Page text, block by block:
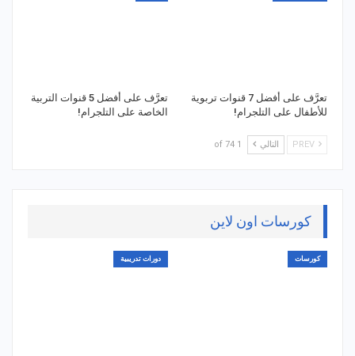
تعرَّف على أفضل 7 قنوات تربوية
للأطفال على التلجرام!
تعرَّف على أفضل 5 قنوات التربية
الخاصة على التلجرام!
التالي 1 of 74
كورسات اون لاين
كورسات دورات تدريبية